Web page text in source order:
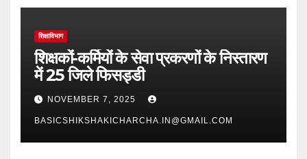
शिक्षाविभाग
शिक्षकों-कर्मियों के सेवा प्रकरणों के निस्तारण
में 25 जिले फिसड्डी
NOVEMBER 7, 2025
BASICSHIKSHAKICHARCHA.IN@GMAIL.COM